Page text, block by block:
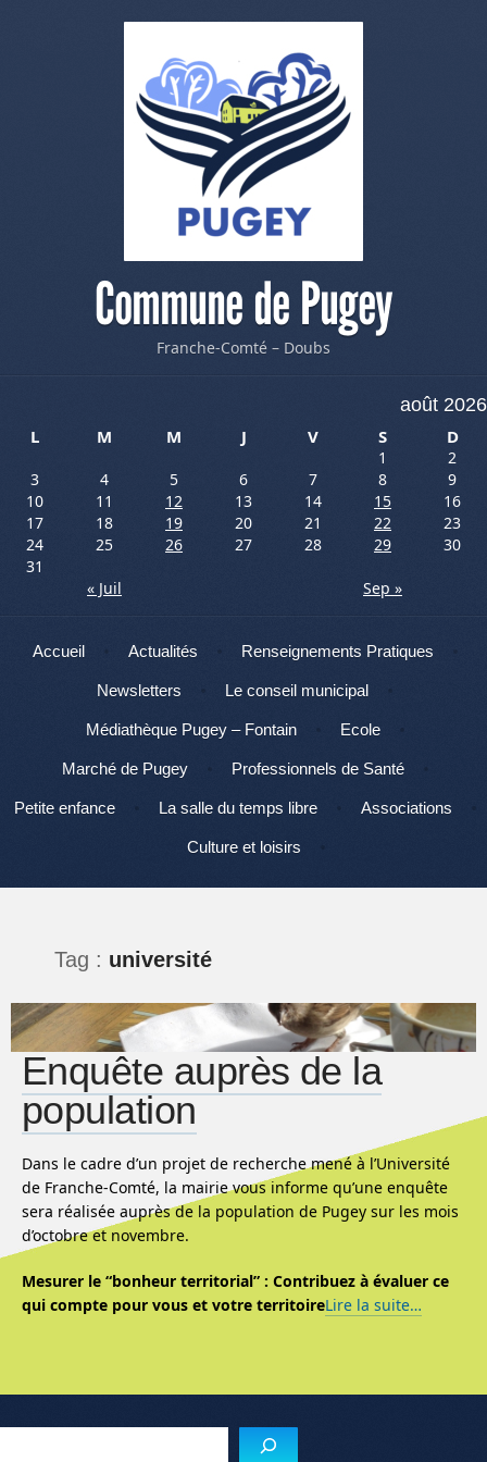
Commune de Pugey
Franche-Comté – Doubs
août 2026
L
M M J V S D
1
2
3
4 5 6 7 8
9
10
11 12 13 14 15
16
17
18 19 20 21 22
23
24
25 26 27 28 29
30
31
« Juil
Sep »
Menu
Aller au contenu
Accueil Actualités Renseignements Pratiques
Newsletters Le conseil municipal
Médiathèque Pugey – Fontain Ecole
Marché de Pugey Professionnels de Santé
Petite enfance La salle du temps libre Associations
Culture et loisirs
Tag : université
Enquête auprès de la
population
Dans le cadre d’un projet de recherche mené à l’Université
de Franche-Comté, la mairie vous informe qu’une enquête
sera réalisée auprès de la population de Pugey sur les mois
d’octobre et novembre.
Mesurer le “bonheur territorial” : Contribuez à évaluer ce
qui compte pour vous et votre territoireLire la suite…